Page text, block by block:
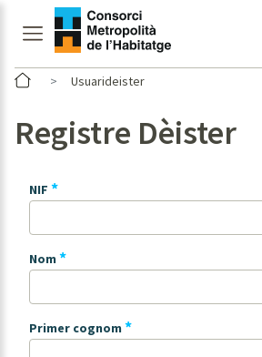
Usuarideister
Registre Dèister
NIF *
Nom *
Primer cognom *